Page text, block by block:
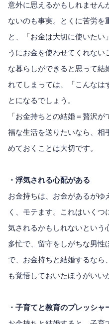
意外に思えるかもしれません
ないのも事実。とくに苦労を
と、「お金は大切に使いたい
うにお金を使わせてくれない
な暮らしができると思って結
れてしまっては、「こんなは
とになるでしょう。
「お金持ちとの結婚＝贅沢
福な生活を送りたいなら、相
めておくことは大切です。
・浮気される心配がある
お金持ちは、お金があるがゆ
く、モテます。これはいく
気されるかもしれないという
多忙で、留守をしがちな男性
で、お金持ちと結婚するなら
も覚悟しておいたほうがいい
・子育てと教育のプレッシャ